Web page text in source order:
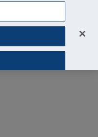
Accedi all'area riservata